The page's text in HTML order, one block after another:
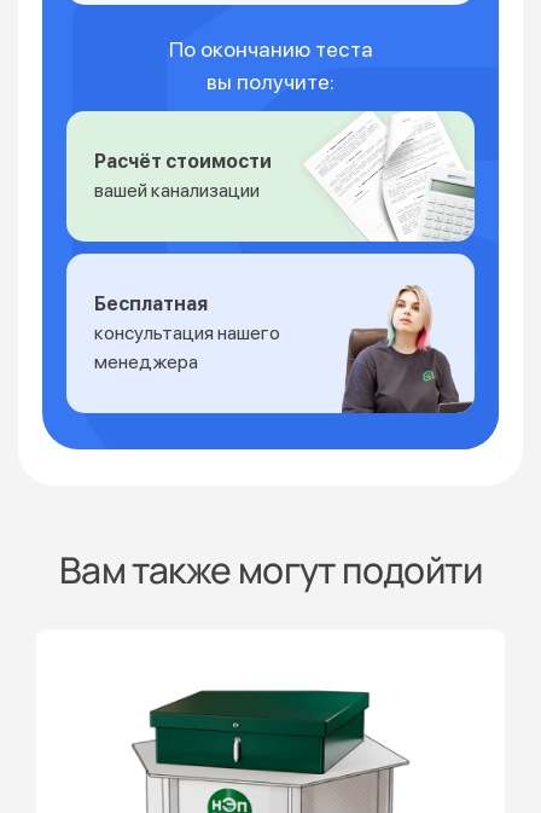
По окончанию теста
вы получите:
Расчёт стоимости
вашей канализации
Бесплатная
консультация нашего
менеджера
Вам также могут подойти